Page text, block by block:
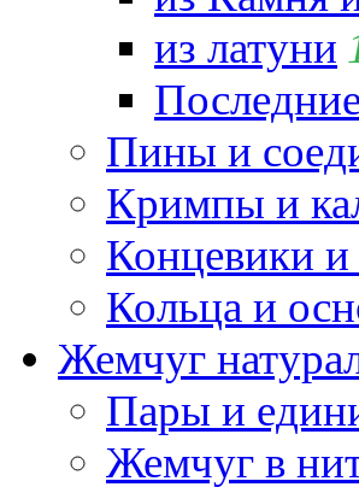
из латуни
Пины и
Кримпы и
Концевики
Кольца и
Жемчуг
Пары и
Жемчуг в